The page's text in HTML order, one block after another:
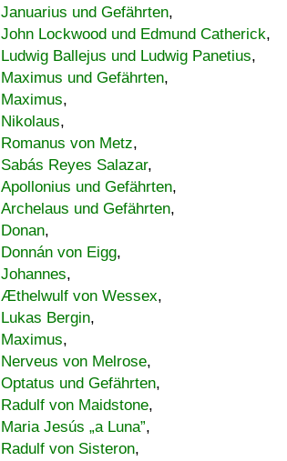
Januarius und Gefährten,
John Lockwood und Edmund Catherick,
Ludwig Ballejus und Ludwig Panetius,
Maximus und Gefährten,
Maximus,
Nikolaus,
Romanus von Metz,
Sabás Reyes Salazar,
Apollonius und Gefährten,
Archelaus und Gefährten,
Donan,
Donnán von Eigg,
Johannes,
Æthelwulf von Wessex,
Lukas Bergin,
Maximus,
Nerveus von Melrose,
Optatus und Gefährten,
Radulf von Maidstone,
Maria Jesús „a Luna”,
Radulf von Sisteron,